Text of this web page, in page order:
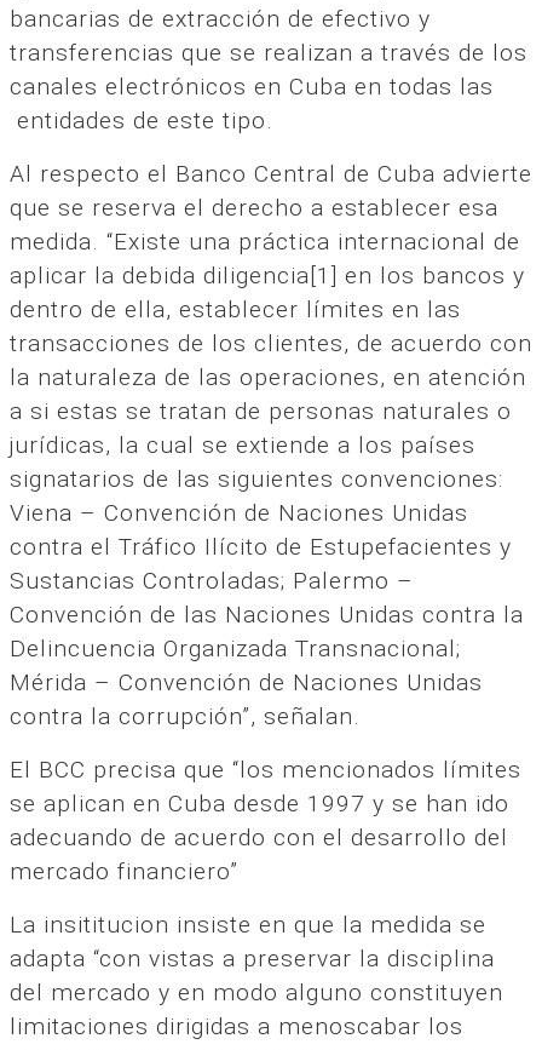
bancarias de extracción de efectivo y
transferencias que se realizan a través de los
canales electrónicos en Cuba en todas las
entidades de este tipo.
Al respecto el Banco Central de Cuba advierte
que se reserva el derecho a establecer esa
medida. “Existe una práctica internacional de
aplicar la debida diligencia[1] en los bancos y
dentro de ella, establecer límites en las
transacciones de los clientes, de acuerdo con
la naturaleza de las operaciones, en atención
a si estas se tratan de personas naturales o
jurídicas, la cual se extiende a los países
signatarios de las siguientes convenciones:
Viena – Convención de Naciones Unidas
contra el Tráfico Ilícito de Estupefacientes y
Sustancias Controladas; Palermo –
Convención de las Naciones Unidas contra la
Delincuencia Organizada Transnacional;
Mérida – Convención de Naciones Unidas
contra la corrupción”, señalan.
El BCC precisa que “los mencionados límites
se aplican en Cuba desde 1997 y se han ido
adecuando de acuerdo con el desarrollo del
mercado financiero”
La insititucion insiste en que la medida se
adapta “con vistas a preservar la disciplina
del mercado y en modo alguno constituyen
limitaciones dirigidas a menoscabar los